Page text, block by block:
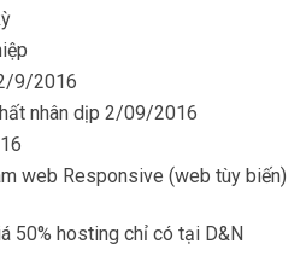
9/2016
nhân dịp 2/09/2016
web Responsive (web tùy biến)
50% hosting chỉ có tại D&N